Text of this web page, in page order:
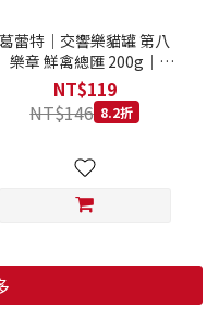
葛蕾特｜交響樂貓罐 第八
樂章 鮮禽總匯 200g｜
GranataPet 200克 主食罐
無穀罐 無膠罐 主食貓罐 德
罐
NT$119
NT$146 8.2折